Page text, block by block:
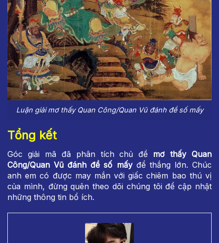
Luận giải mơ thấy Quan Công/Quan Vũ đánh đề số mấy
Tổng kết
Góc giải mã đã phân tích chủ đề mơ thấy Quan
Công/Quan Vũ đánh đề số mấy để thắng lớn. Chúc
anh em có được may mắn với giấc chiêm bao thú vị
của mình, đừng quên theo dõi chúng tôi để cập nhật
những thông tin bổ ích.